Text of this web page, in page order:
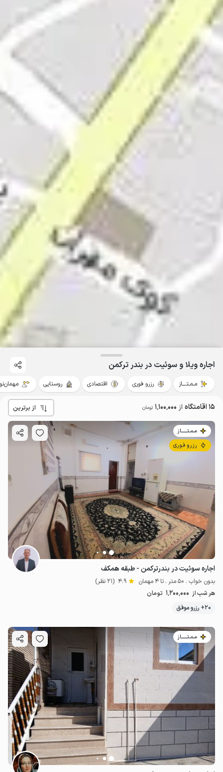
اجاره ویلا و سوئیت در بندر ترکمن
مـمـتــــاز رزرو فوری اقتصادی روستایی
15 اقامتگاه از 1٬100٬000 تومان از برترین
مـمـتــــــاز
رزرو فوری
اجاره سوئیت در بندرترکمن - طبقه همکف
بدون خواب . 50 متر . تا 4 مهمان 4.9 (21 نظر)
هر شب از 1٬200٬000 تومان
20+ رزرو موفق
مـمـتــــــاز